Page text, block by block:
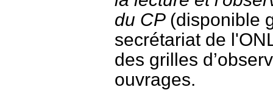
du CP (disponible
secrétariat de
des grilles
ouvrages.